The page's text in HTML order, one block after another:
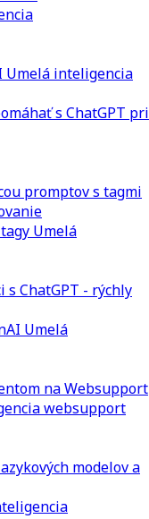
Umelá inteligencia
s ChatGPT pri
promptov s tagmi
tagy Umelá
ChatGPT - rýchly
Umelá
na Websupport
websupport
modelov a